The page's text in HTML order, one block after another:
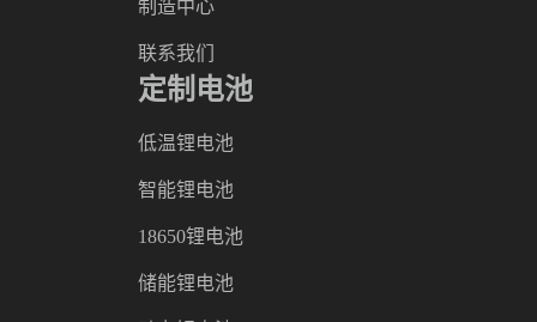
制造中心
联系我们
定制电池
低温锂电池
智能锂电池
18650锂电池
储能锂电池